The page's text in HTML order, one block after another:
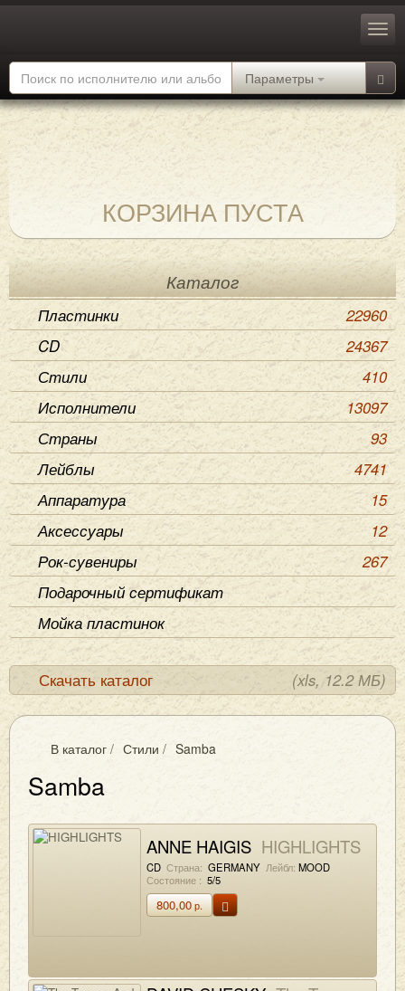
Параметры
КОРЗИНА ПУСТА
Каталог
Пластинки
22960
CD
24367
Стили
410
Исполнители
13097
Страны
93
Лейблы
4741
Аппаратура
15
Аксессуары
12
Рок-сувениры
267
Подарочный сертификат
Мойка пластинок
Скачать каталог (xls, 12.2 МБ)
В каталог / Стили / Samba
Samba
ANNE HAIGIS HIGHLIGHTS
CD Страна: GERMANY Лейбл: MOOD
Состояние : 5/5
800,00р.